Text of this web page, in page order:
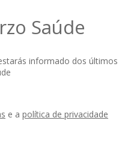
Saúde
informado dos últimos
e a política de privacidade